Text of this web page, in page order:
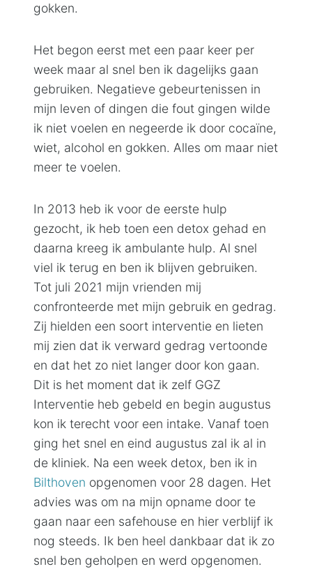
gokken.
Het begon eerst met een paar keer per
week maar al snel ben ik dagelijks gaan
gebruiken. Negatieve gebeurtenissen in
mijn leven of dingen die fout gingen wilde
ik niet voelen en negeerde ik door cocaïne,
wiet, alcohol en gokken. Alles om maar niet
meer te voelen.
In 2013 heb ik voor de eerste hulp
gezocht, ik heb toen een detox gehad en
daarna kreeg ik ambulante hulp. Al snel
viel ik terug en ben ik blijven gebruiken.
Tot juli 2021 mijn vrienden mij
confronteerde met mijn gebruik en gedrag.
Zij hielden een soort interventie en lieten
mij zien dat ik verward gedrag vertoonde
en dat het zo niet langer door kon gaan.
Dit is het moment dat ik zelf GGZ
Interventie heb gebeld en begin augustus
kon ik terecht voor een intake. Vanaf toen
ging het snel en eind augustus zal ik al in
de kliniek. Na een week detox, ben ik in
Bilthoven opgenomen voor 28 dagen. Het
advies was om na mijn opname door te
gaan naar een safehouse en hier verblijf ik
nog steeds. Ik ben heel dankbaar dat ik zo
snel ben geholpen en werd opgenomen.